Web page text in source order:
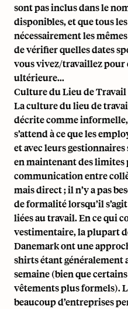
sont pas inclus dans le
disponibles, et que tous
nécessairement les
de vérifier quelles dates
vous vivez/travaillez
ultérieure...
Culture du Lieu de
La culture du lieu de
décrite comme
s’attend à ce que les
et avec leurs
en maintenant des limites
communication entre
mais direct ; il n’y a pas
de formalité lorsqu’il
liées au travail. En ce qui
vestimentaire, la plupart
Danemark ont une
shirts étant généralement
semaine (bien que
vêtements plus formels).
beaucoup d’entreprises